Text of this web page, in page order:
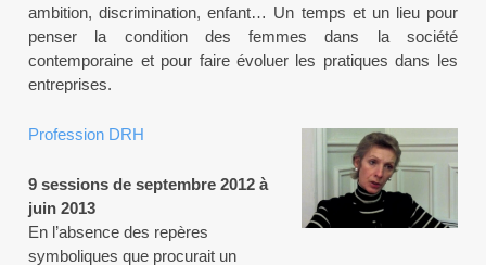
ambition, discrimination, enfant… Un temps et un lieu pour
penser la condition des femmes dans la société
contemporaine et pour faire évoluer les pratiques dans les
entreprises.
Profession DRH
9 sessions de septembre 2012 à
juin 2013
En l’absence des repères
symboliques que procurait un